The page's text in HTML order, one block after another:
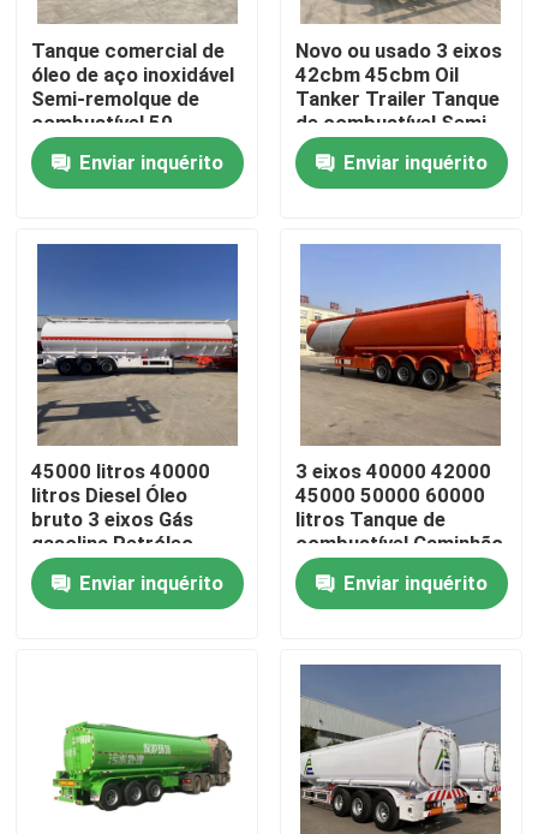
Casa
Sobre nós
Excursão da fábrica
Controle da qualidade
Contato E.U.
Caminhões basculantes usados
Tanque comercial de
óleo de aço inoxidável
Semi-remolque de
combustível 50
metros quadrados
Tanque de líquido
Camião de transporte
Enviar inquérito
Novo ou usado 3 eixos
42cbm 45cbm Oil
Tanker Trailer Tanque
de combustível Semi-
trailer
Enviar inquérito
45000 litros 40000
litros Diesel Óleo
bruto 3 eixos Gás
gasolina Petróleo
combustível líquido
Cisterna Trailers
Tanque Semi-trailers
Enviar inquérito
3 eixos 40000 42000
45000 50000 60000
litros Tanque de
combustível Caminhão
de carga Reboque
gasolina gasolina
diesel tanque de óleo
Enviar inquérito